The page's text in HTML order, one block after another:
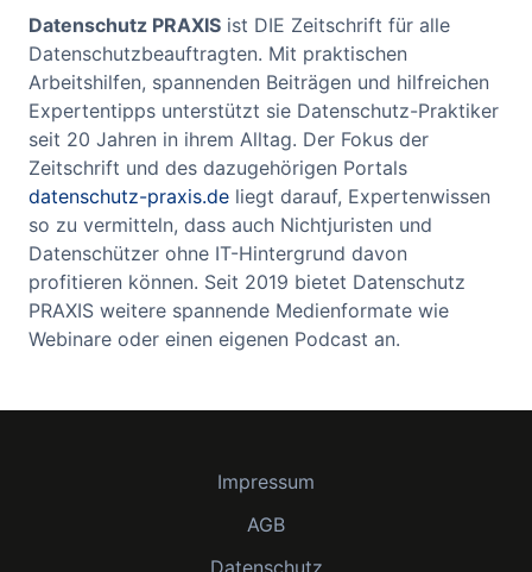
Datenschutz PRAXIS ist DIE Zeitschrift für alle
Datenschutzbeauftragten. Mit praktischen
Arbeitshilfen, spannenden Beiträgen und hilfreichen
Expertentipps unterstützt sie Datenschutz-Praktiker
seit 20 Jahren in ihrem Alltag. Der Fokus der
Zeitschrift und des dazugehörigen Portals
datenschutz-praxis.de liegt darauf, Expertenwissen
so zu vermitteln, dass auch Nichtjuristen und
Datenschützer ohne IT-Hintergrund davon
profitieren können. Seit 2019 bietet Datenschutz
PRAXIS weitere spannende Medienformate wie
Webinare oder einen eigenen Podcast an.
Impressum
AGB
Datenschutz